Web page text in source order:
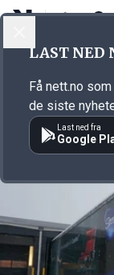
Annonsørinnhold
LAST NED
Få nett.no
de siste
Last ned fra
Google